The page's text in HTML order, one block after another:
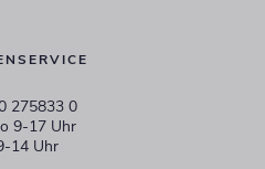
275833 0
9-17 Uhr
14 Uhr